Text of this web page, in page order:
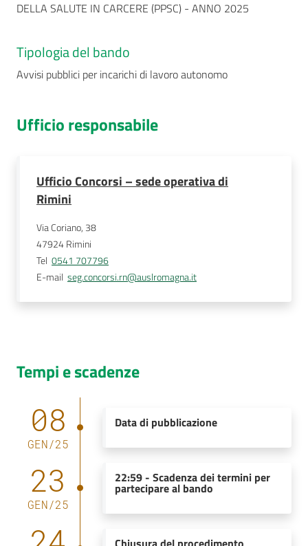
DELLA SALUTE IN CARCERE (PPSC) - ANNO 2025
Tipologia del bando
Avvisi pubblici per incarichi di lavoro autonomo
Ufficio responsabile
Ufficio Concorsi – sede operativa di
Rimini
Via Coriano, 38
47924Rimini
Tel 0541 707796
E-mail seg.concorsi.rn@auslromagna.it
Tempi e scadenze
08
GEN/25
Data di pubblicazione
23
GEN/25
22:59- Scadenza dei termini per
partecipare al bando